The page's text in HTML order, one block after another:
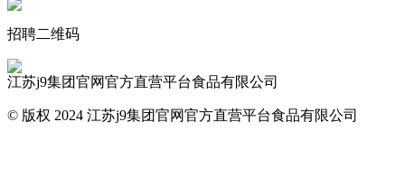
招聘二维码
江苏j9集团官网官方直营平台食品有限公司
© 版权 2024 江苏j9集团官网官方直营平台食品有限公司